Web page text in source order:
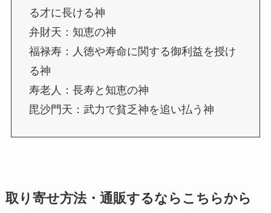
る才に長ける神
弁財天：知恵の神
福禄寿：人徳や寿命に関する御利益を授け
る神
寿老人：長寿と知恵の神
毘沙門天：武力で貧乏神を追い払う神
取り寄せ方法・通販するならこちらから